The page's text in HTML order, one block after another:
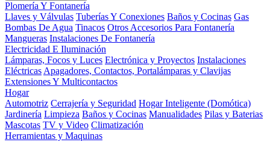
Plomería Y Fontanería
Llaves y Válvulas Tuberías Y Conexiones Baños y Cocinas Gas
Bombas De Agua Tinacos Otros Accesorios Para Fontanería
Mangueras Instalaciones De Fontanería
Electricidad E Iluminación
Lámparas, Focos y Luces Electrónica y Proyectos Instalaciones
Eléctricas Apagadores, Contactos, Portalámparas y Clavijas
Extensiones Y Multicontactos
Hogar
Automotriz Cerrajería y Seguridad Hogar Inteligente (Domótica)
Jardinería Limpieza Baños y Cocinas Manualidades Pilas y Baterias
Mascotas TV y Video Climatización
Herramientas y Maquinas